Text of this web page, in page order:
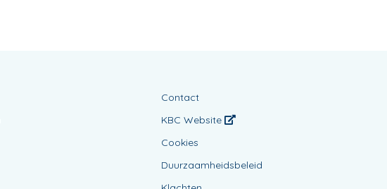
Contact
KBC Website
Cookies
Duurzaamheidsbeleid